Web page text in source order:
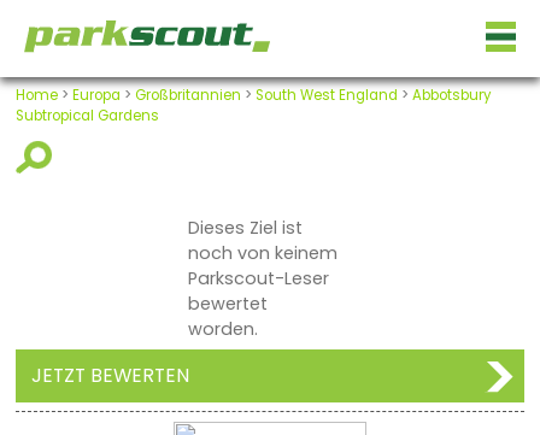
Home> Europa > Großbritannien > South West England > Abbotsbury
Subtropical Gardens
Dieses Ziel ist
noch von keinem
Parkscout-Leser
bewertet
worden.
JETZT BEWERTEN